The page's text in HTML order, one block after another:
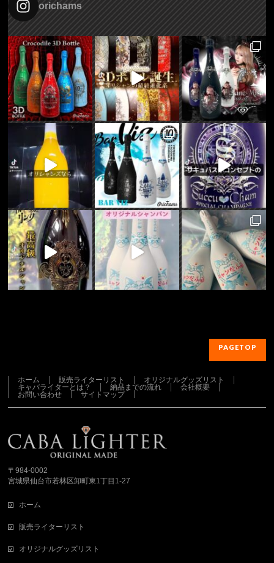
orichams
PAGETOP
ホーム 販売ライターリスト
オリジナルグッズリスト
キャバライターとは？
納品までの流れ
会社概要
お問い合わせ
サイトマップ
〒984-0002
宮城県仙台市若林区卸町東1丁目1-27
ホーム
販売ライターリスト
オリジナルグッズリスト